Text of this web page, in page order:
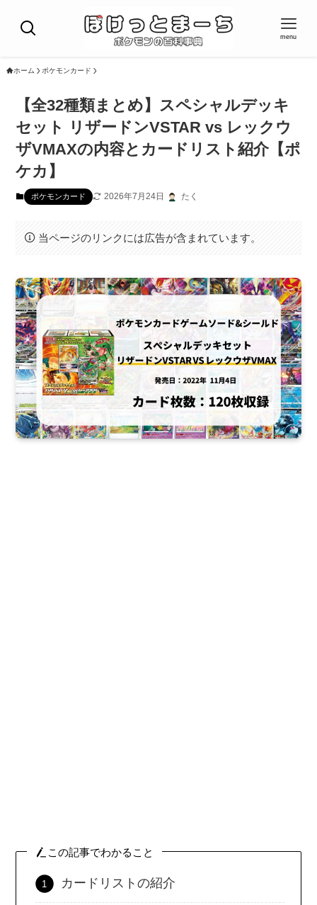
menu
ホーム ポケモンカード
【全32種類まとめ】スペシャルデッキ
セット リザードンVSTAR vs レックウ
ザVMAXの内容とカードリスト紹介【ポ
ケカ】
ポケモンカード 2026年7月24日 たく
当ページのリンクには広告が含まれています。
この記事でわかること
カードリストの紹介